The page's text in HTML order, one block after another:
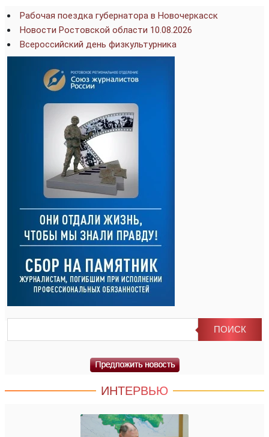
Рабочая поездка губернатора в Новочеркасск
Новости Ростовской области 10.08.2026
Всероссийский день физкультурника
ИНТЕРВЬЮ